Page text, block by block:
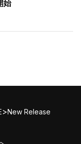
始
>New Release